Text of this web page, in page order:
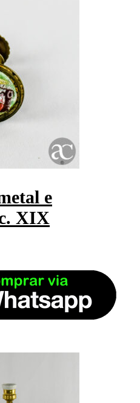
e
XIX